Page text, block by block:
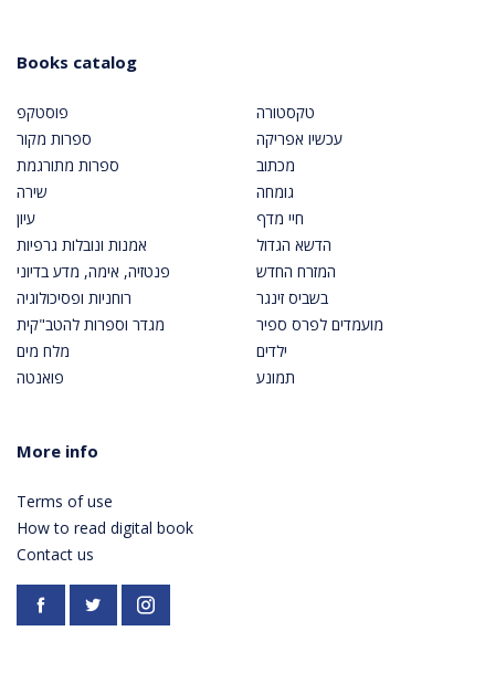
Books catalog
פוסטקפ
ספרות מקור
ספרות מתורגמת
שירה
עיון
אמנות ונובלות גרפיות
פנטזיה, אימה, מדע בדיוני
רוחניות ופסיכולוגיה
מגדר וספרות להטב"קית
מלח מים
פואנטה
טקסטורה
עכשיו אפריקה
מכתוב
גומחה
חיי מדף
הדשא הגדול
המזרח החדש
בשביס זינגר
מועמדים לפרס ספיר
ילדים
תמונע
More info
Terms of use
How to read digital book
Contact us
Facebookhttps://twitter.com/PardesPublish
Instagram